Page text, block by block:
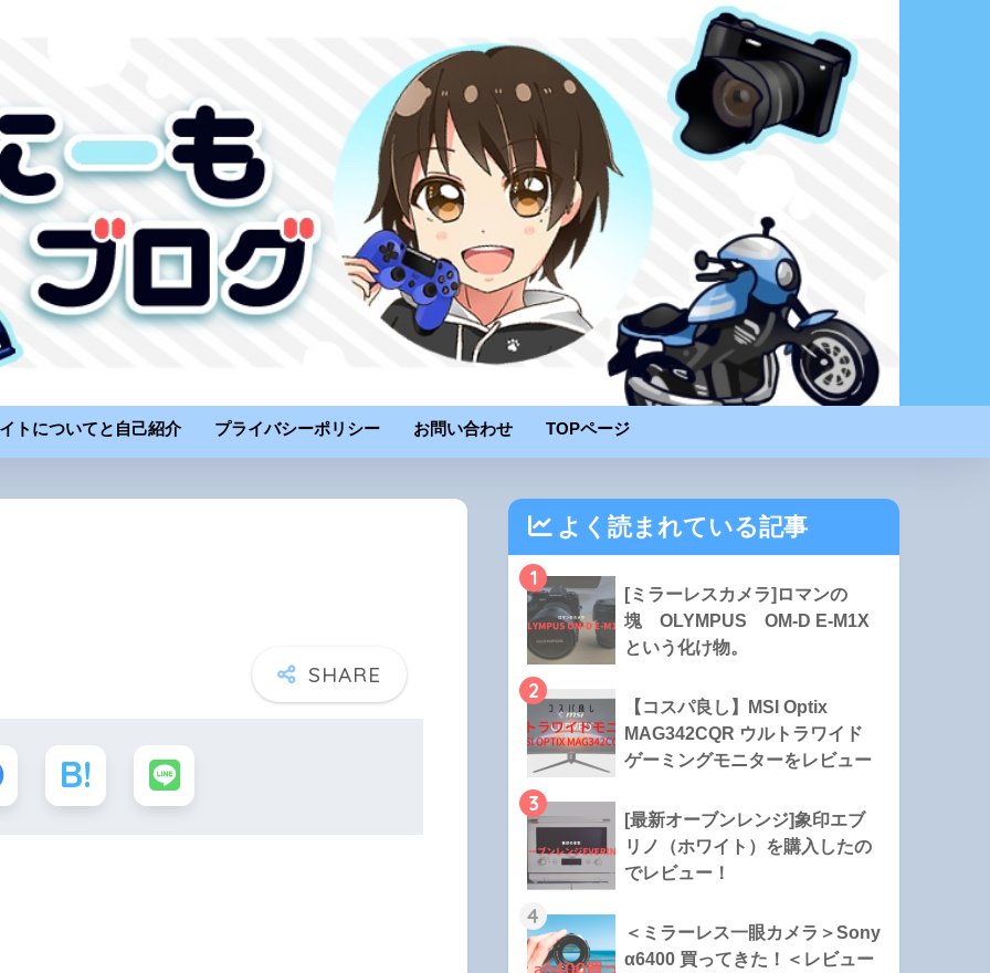
トについてと自己紹介 プライバシーポリシー お問い合わせ TOPページ
よく読まれている記事
1
[ミラーレスカメラ]ロマンの
塊 OLYMPUS OM-D E-M1X
という化け物。
2
【コスパ良し】MSI Optix
MAG342CQR ウルトラワイド
ゲーミングモニターをレビュー
3
[最新オーブンレンジ]象印エブ
リノ（ホワイト）を購入したの
でレビュー！
4
＜ミラーレス一眼カメラ＞Sony
α6400 買ってきた！＜レビュー